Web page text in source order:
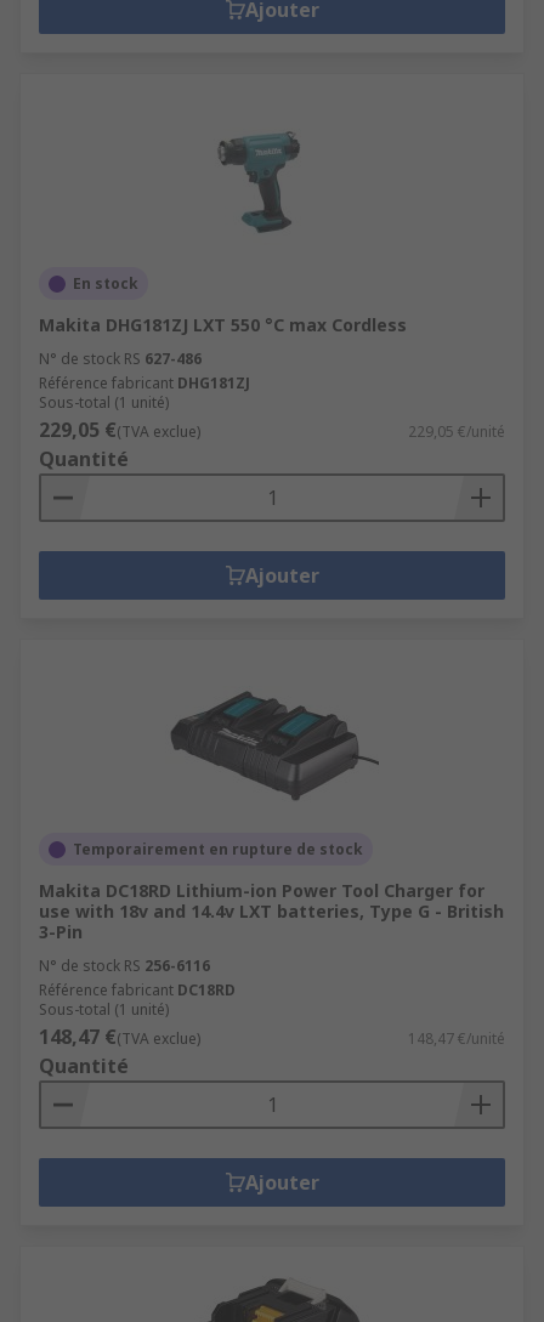
Ajouter
En stock
Makita DHG181ZJ LXT 550 °C max Cordless
N° de stock RS 627-486
Référence fabricant DHG181ZJ
Sous-total (1 unité)
229,05 €(TVA exclue) 229,05 €/unité
Quantité
Ajouter
Temporairement en rupture de stock
Makita DC18RD Lithium-ion Power Tool Charger for
use with 18v and 14.4v LXT batteries, Type G - British
3-Pin
N° de stock RS 256-6116
Référence fabricant DC18RD
Sous-total (1 unité)
148,47 €(TVA exclue) 148,47 €/unité
Quantité
Ajouter